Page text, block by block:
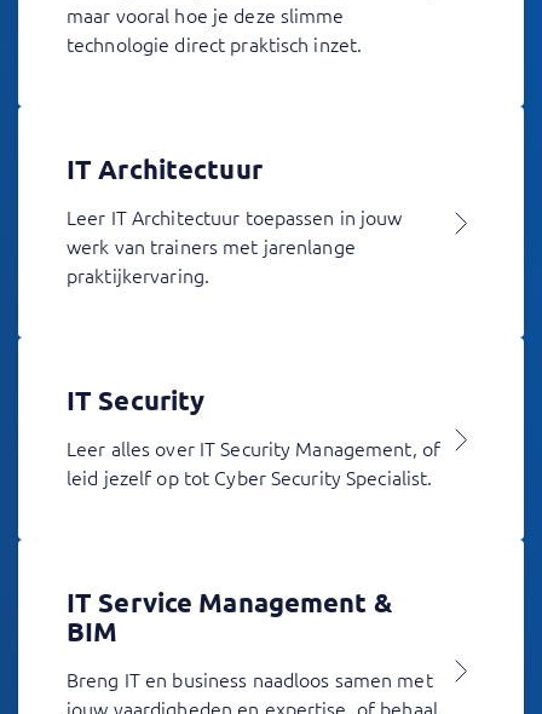
maar vooral hoe je deze slimme
technologie direct praktisch inzet.
IT Architectuur
Leer IT Architectuur toepassen in jouw
werk van trainers met jarenlange
praktijkervaring.
IT Security
Leer alles over IT Security Management, of
leid jezelf op tot Cyber Security Specialist.
IT Service Management &
BIM
Breng IT en business naadloos samen met
jouw vaardigheden en expertise, of behaal